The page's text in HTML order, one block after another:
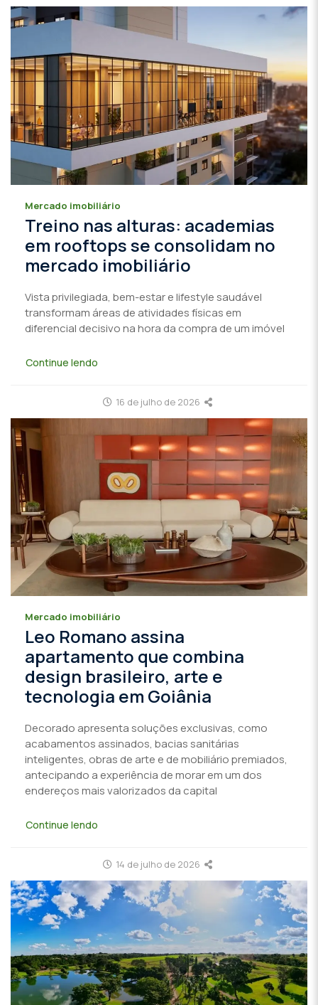
Mercado imobiliário
Treino nas alturas: academias
em rooftops se consolidam no
mercado imobiliário
Vista privilegiada, bem-estar e lifestyle saudável
transformam áreas de atividades físicas em
diferencial decisivo na hora da compra de um imóvel
Continue lendo
16 de julho de 2026
Mercado imobiliário
Leo Romano assina
apartamento que combina
design brasileiro, arte e
tecnologia em Goiânia
Decorado apresenta soluções exclusivas, como
acabamentos assinados, bacias sanitárias
inteligentes, obras de arte e de mobiliário premiados,
antecipando a experiência de morar em um dos
endereços mais valorizados da capital
Continue lendo
14 de julho de 2026